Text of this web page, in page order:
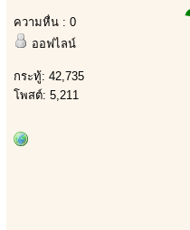
ความหื่น : 0
ออฟไลน์
กระทู้: 42,735
โพสต์: 5,211